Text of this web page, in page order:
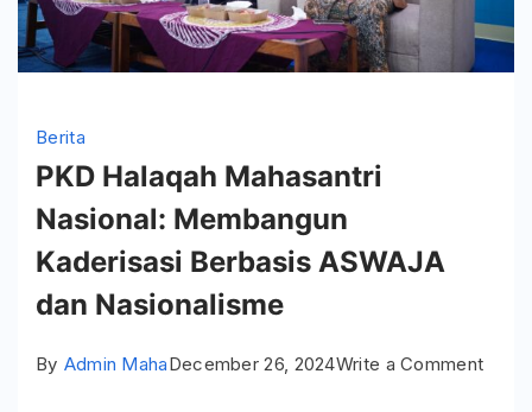
Berita
PKD Halaqah Mahasantri
Nasional: Membangun
Kaderisasi Berbasis ASWAJA
dan Nasionalisme
By Admin MahaDecember 26, 2024Write a Commenton